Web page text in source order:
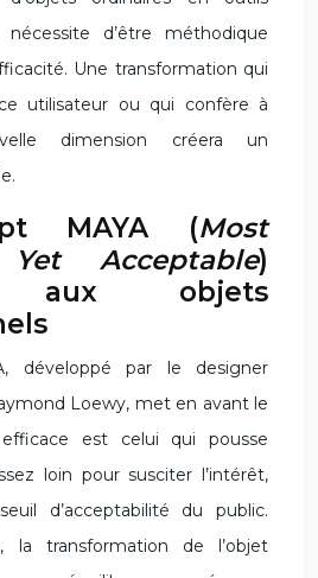
nécessite d’être méthodique
Une transformation qui
utilisateur ou qui confère à
dimension créera un
MAYA (Most
Yet Acceptable)
aux objets
développé par le designer
Loewy, met en avant le
est celui qui pousse
loin pour susciter l’intérêt,
d’acceptabilité du public.
la transformation de l’objet